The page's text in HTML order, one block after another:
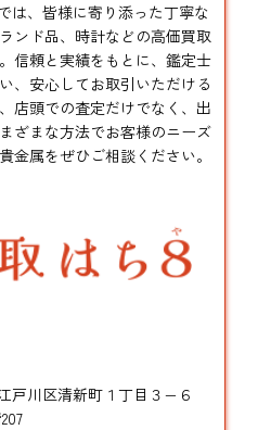
は、皆様に寄り添った丁寧な
ンド品、時計などの高価買取
信頼と実績をもとに、鑑定士
、安心してお取引いただける
店頭での査定だけでなく、出
ざまな方法でお客様のニーズ
金属をぜひご相談ください。
戸川区清新町１丁目３−６